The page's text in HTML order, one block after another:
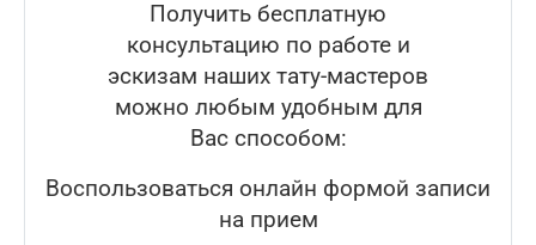
Получить бесплатную
консультацию по работе и
эскизам наших тату-мастеров
можно любым удобным для
Вас способом:
Воспользоваться онлайн формой записи
на прием